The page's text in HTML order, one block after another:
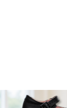
refrigerador